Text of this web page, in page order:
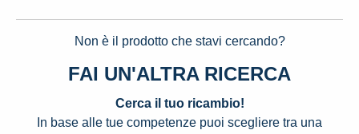
Non è il prodotto che stavi cercando?
FAI UN'ALTRA RICERCA
Cerca il tuo ricambio!
In base alle tue competenze puoi scegliere tra una